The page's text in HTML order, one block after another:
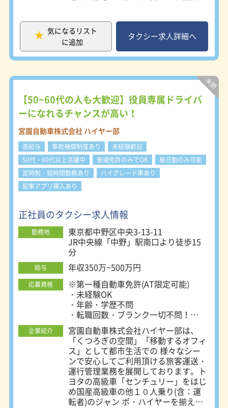
ません！ ◆長期雇用で安心して働け
る 定年は65歳ですが、65歳以降も70
歳まで嘱託ドライバーとして働けま
す。 また、脳ドックやSASの検査補
く働くことができます。 ◆充実の福
バスを無料で利用できるほか家族乗車
証の貸与、グループホテルやゴルフ場
の割引利用制度、生保・損保の割引加
入や自動車保険の団体割引もあり！
さらに、独身寮を完備しており、月額
約1万円（水道光熱費込み）で利用で
きます。 その他にも、フットサル大
会や野球大会などの職場対抗スポーツ
大会や、 社員の家族も参加できるハ
イキング＆BBQ大会や親子レクリエ
催！ 職場や職種の垣根を超えた交流
ができ、働きやすいアットホームな雰
囲気が特徴です！
鷹市・武蔵野市 ★都内最大規模の
「東京無線」グループ所属！ 固定客
も多く、車両設備も充実しているので
安心して働けます。 ＜一日の仕事の
たがって営業所に出勤 ▼乗務 点呼を
▼休憩 休憩も立派な仕事です。 ▼乗
務終了 乗務が終わったら、帰庫。
【研修】 一種入社の場合＝研修期間
約30日 二種入社の場合＝研修期間約
14日
気になるリスト
に追加
タクシー求人詳細へ
【50~60代の人も大歓迎】役員専属ドライバ
ーになれるチャンスが高い！
宮園自動車株式会社 ハイヤー部
高給与 事故補償制度あり
未経験歓迎
50代・60代以上活躍中
普通免許のみでOK
昼日勤のみ可能
定時制・短時間勤務あり
ハイグレード車あり
配車アプリ導入あり
正社員のタクシー求人情報
勤務地
東京都中野区中央3-13-11
JR中央線「中野」駅南口より徒歩15
分
給与 年収350万~500万円
応募資格
※第一種自動車免許(AT限定可能)
・未経験OK
・年齢・学歴不問
・転職回数・ブランク一切不問！
・50~60代の方活躍中!ミドル・シニ
ア大歓迎！
・中高年の方も大歓迎！
企業紹介
宮園自動車株式会社ハイヤー部は、
「くつろぎの空間」「移動するオフィ
ス」として都市生活での 様々なシー
ンで安心してご利用頂ける旅客運送・
運行管理業務を展開しております。ト
ヨタの高級車「センチュリー」をはじ
め国産高級車の他１０人乗り(含：運
転者)のジャン ボ・ハイヤーを揃えお